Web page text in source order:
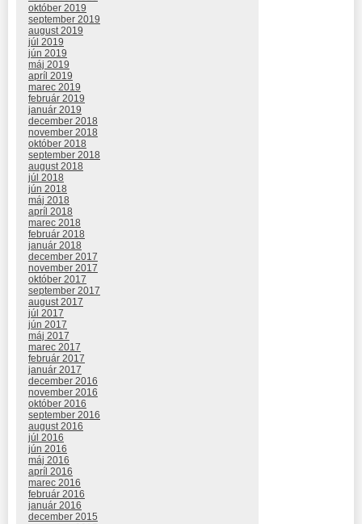
október 2019
september 2019
august 2019
júl 2019
jún 2019
máj 2019
apríl 2019
marec 2019
február 2019
január 2019
december 2018
november 2018
október 2018
september 2018
august 2018
júl 2018
jún 2018
máj 2018
apríl 2018
marec 2018
február 2018
január 2018
december 2017
november 2017
október 2017
september 2017
august 2017
júl 2017
jún 2017
máj 2017
marec 2017
február 2017
január 2017
december 2016
november 2016
október 2016
september 2016
august 2016
júl 2016
jún 2016
máj 2016
apríl 2016
marec 2016
február 2016
január 2016
december 2015